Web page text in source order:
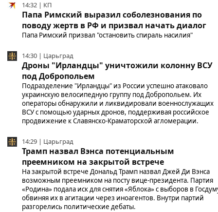
14:32 | КП
Папа Римский выразил соболезнования по
поводу жертв в РФ и призвал начать диалог
Папа Римский призвал "остановить спираль насилия"
14:30 | Царьград
Дроны "Ирландцы" уничтожили колонну ВСУ
под Добропольем
Подразделение "Ирландцы" из России успешно атаковало
украинскую велосипедную группу под Добропольем. Их
операторы обнаружили и ликвидировали военнослужащих
ВСУ с помощью ударных дронов, поддерживая российское
продвижение к Славянско-Краматорской агломерации.
14:29 | Царьград
Трамп назвал Вэнса потенциальным
преемником на закрытой встрече
На закрытой встрече Дональд Трамп назвал Джей Ди Вэнса
возможным преемником на посту вице-президента. Партия
«Родина» подала иск для снятия «Яблока» с выборов в
обвиняя их в агитации через иноагентов. Внутри партий
разгорелись политические дебаты.